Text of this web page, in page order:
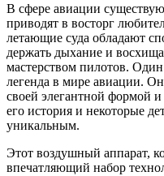
В сфере авиации
приводят в восторг
летающие суда обладают
держать дыхание и
мастерством пилотов.
легенда в мире авиации.
своей элегантной формой
его история и некоторые
уникальным.
Этот воздушный аппарат,
впечатляющий набор